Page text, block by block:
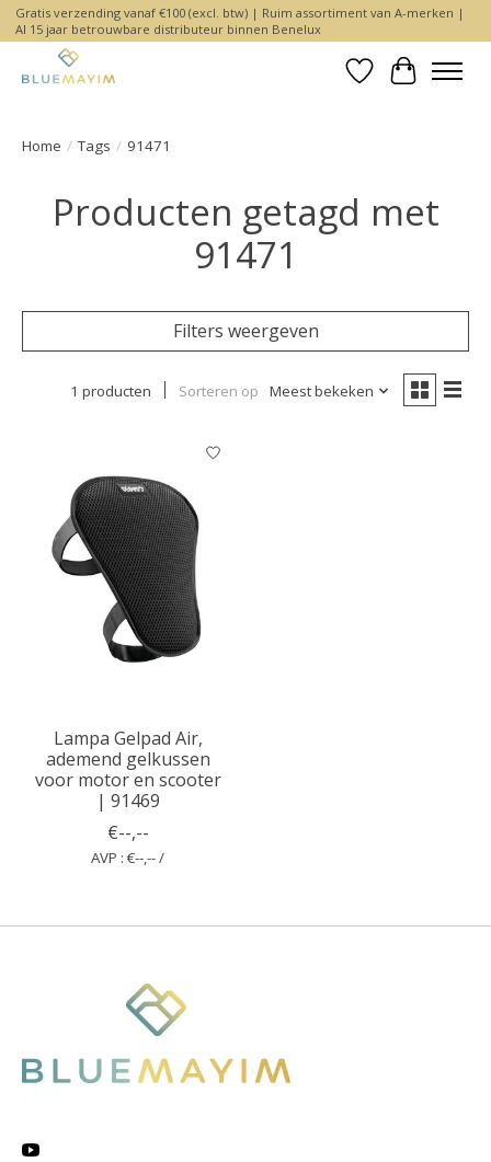
Gratis verzending vanaf €100 (excl. btw) | Ruim assortiment van A-merken |
Al 15 jaar betrouwbare distributeur binnen Benelux
Verlanglijst
Home / Tags / 91471
Producten getagd met
91471
Filters weergeven
1 producten Sorteren op Meest bekeken
Lampa Gelpad Air,
ademend gelkussen
voor motor en scooter
| 91469
€--,--
AVP : €--,-- /